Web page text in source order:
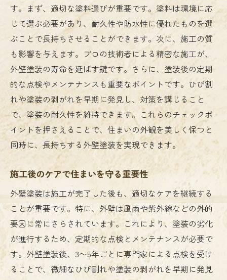
す。まず、適切な塗料選びが重要です。塗料は環境に応
じて選ぶ必要があり、耐久性や防水性に優れたものを選
ぶことで長持ちさせることができます。次に、施工の質
も影響を与えます。プロの技術者による精密な施工が、
外壁塗装の寿命を延ばす鍵です。さらに、塗装後の定期
的な点検やメンテナンスも重要なポイントです。ひび割
れや塗装の剥がれを早期に発見し、対策を講じること
で、塗装の耐久性を維持できます。これらのチェックポ
イントを押さえることで、住まいの外観を美しく保つと
同時に、長持ちする外壁塗装を実現できます。
施工後のケアで住まいを守る重要性
外壁塗装は施工が完了した後も、適切なケアを継続する
ことが重要です。特に、外壁は風雨や紫外線などの外的
要因に常にさらされています。これにより、塗装の劣化
が進行するため、定期的な点検とメンテナンスが必要で
す。外壁塗装後、3〜5年ごとに専門家による点検を受け
ることで、微細なひび割れや塗装の剥がれを早期に発見